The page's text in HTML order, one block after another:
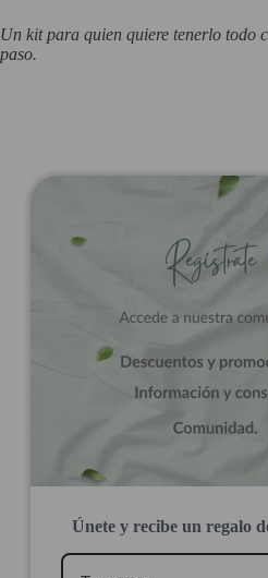
Un kit para quien quiere tenerlo todo
paso.
Únete y recibe un regalo